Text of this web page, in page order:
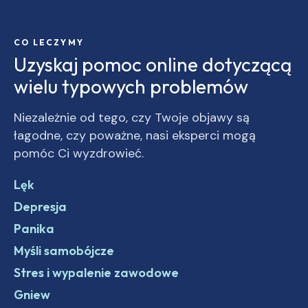
CO LECZYMY
Uzyskaj pomoc online dotyczącą
wielu typowych problemów
Niezależnie od tego, czy Twoje objawy są
łagodne, czy poważne, nasi eksperci mogą
pomóc Ci wyzdrowieć.
Lęk
Depresja
Panika
Myśli samobójcze
Stres i wypalenie zawodowe
Gniew